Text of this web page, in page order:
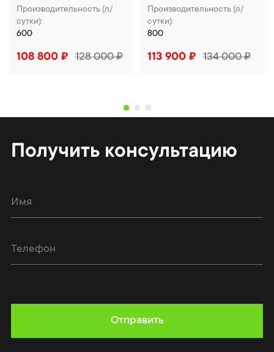
Производительность (л/
сутки):
600
108 800 ₽ 128 000 ₽
Производительность (л/
сутки):
800
113 900 ₽ 134 000 ₽
Получить консультацию
Отправить